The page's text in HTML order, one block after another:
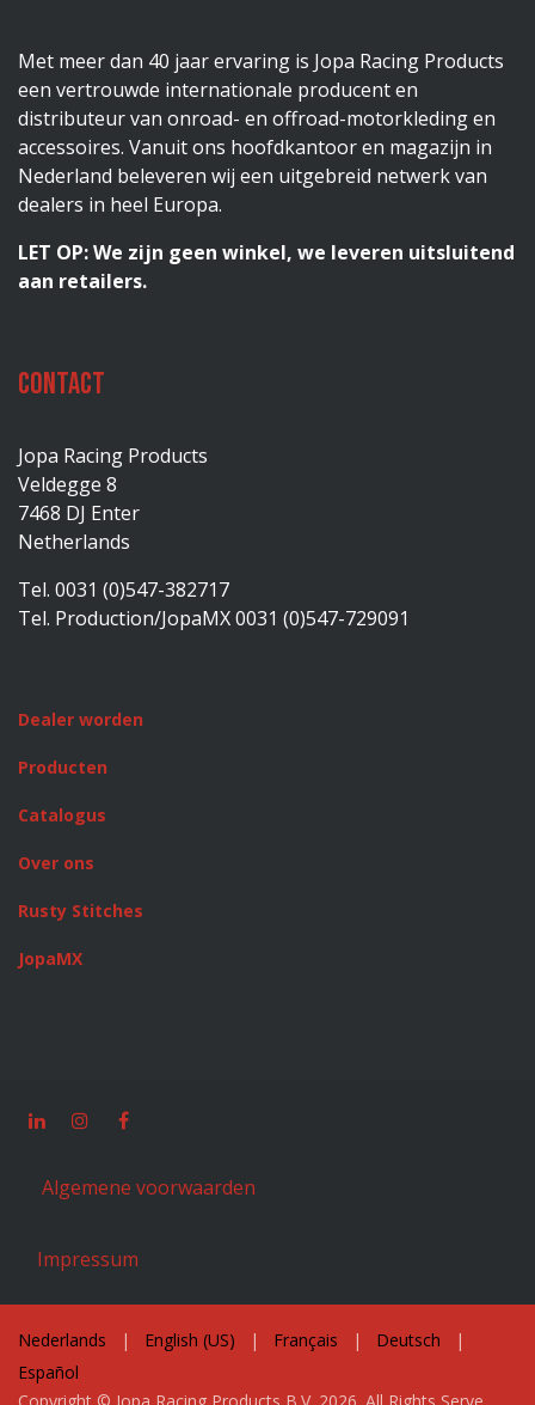
Met meer dan 40 jaar ervaring is Jopa Racing Products
een vertrouwde internationale producent en
distributeur van onroad- en offroad-motorkleding en
accessoires. Vanuit ons hoofdkantoor en magazijn in
Nederland beleveren wij een uitgebreid netwerk van
dealers in heel Europa.
LET OP: We zijn geen winkel, we leveren uitsluitend
aan retailers.
Contact
Jopa Racing Products
Veldegge 8
7468 DJ Enter
Netherlands
Tel. 0031 (0)547-382717
Tel. Production/JopaMX 0031 (0)547-729091
Dealer worden
Producten
Catalogus
Over ons
Rusty Stitches
JopaMX
Algemene voorwaarden
Impressum
Nederlands | English (US) | Français | Deutsch
|
Español